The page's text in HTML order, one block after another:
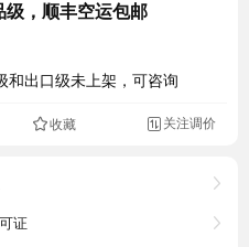
级，顺丰空运包邮
和出口级未上架，可咨询
收藏 关注调价
证